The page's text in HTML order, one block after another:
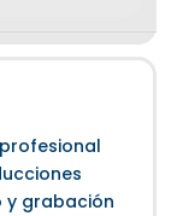
y grabación